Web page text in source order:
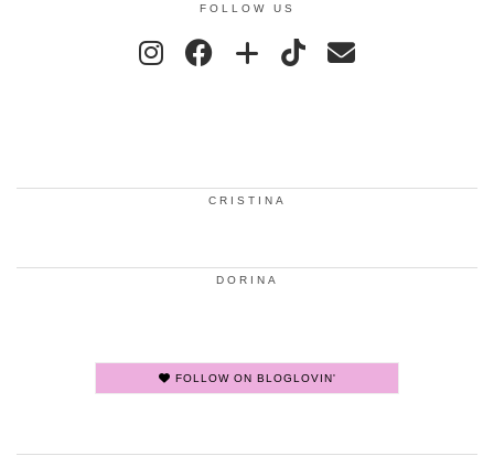
FOLLOW US
CRISTINA
DORINA
FOLLOW ON BLOGLOVIN'